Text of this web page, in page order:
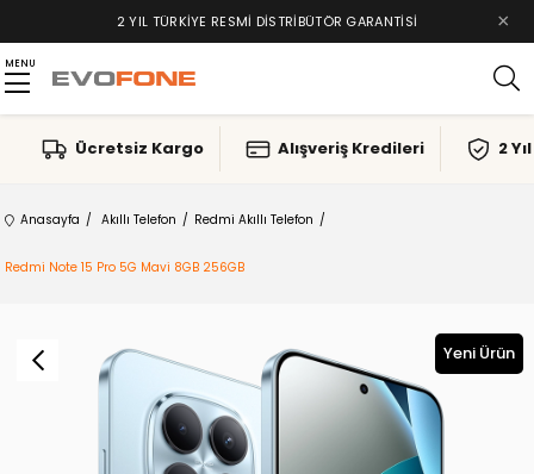
2 YIL TÜRKIYE RESMI DISTRIBÜTÖR GARANTISI ×
MENU
Ücretsiz Kargo Alışveriş Kredileri 2
Anasayfa Akıllı Telefon Redmi Akıllı Telefon
Redmi Note 15 Pro 5G Mavi 8GB 256GB
Yeni Ürün